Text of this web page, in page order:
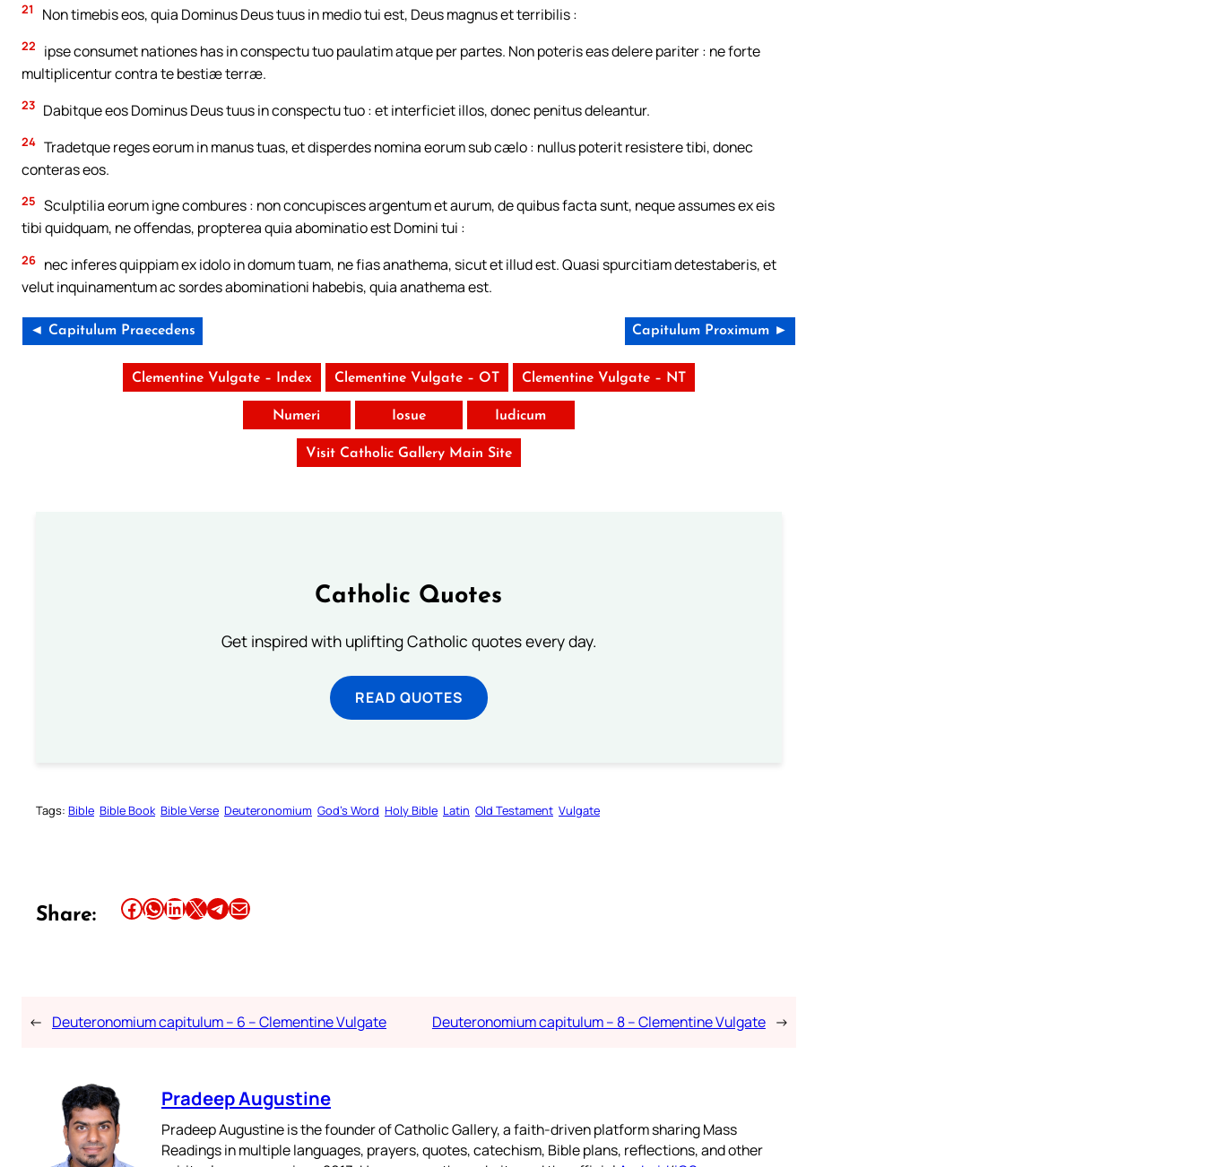
21 Non timebis eos, quia Dominus Deus tuus in medio tui est, Deus magnus et terribilis :
22
ipse consumet nationes has in conspectu tuo paulatim atque per partes. Non poteris eas delere pariter : ne forte
multiplicentur contra te bestiæ terræ.
23 Dabitque eos Dominus Deus tuus in conspectu tuo : et interficiet illos, donec penitus deleantur.
24 Tradetque reges eorum in manus tuas, et disperdes nomina eorum sub cælo : nullus poterit resistere tibi, donec
conteras eos.
25 Sculptilia eorum igne combures : non concupisces argentum et aurum, de quibus facta sunt, neque assumes ex eis
tibi quidquam, ne offendas, propterea quia abominatio est Domini tui :
26 nec inferes quippiam ex idolo in domum tuam, ne fias anathema, sicut et illud est. Quasi spurcitiam detestaberis, et
velut inquinamentum ac sordes abominationi habebis, quia anathema est.
◄ Capitulum Praecedens Capitulum Proximum ►
Clementine Vulgate – Index Clementine Vulgate – OT Clementine Vulgate – NT
Numeri Iosue Iudicum
Visit Catholic Gallery Main Site
Catholic Quotes
Get inspired with uplifting Catholic quotes every day.
READ QUOTES
Tags: Bible Bible Book Bible Verse Deuteronomium God’s Word Holy Bible Latin Old Testament Vulgate
Share: Share this article on Facebook Share this article on WhatsApp Share this article on LinkedIn Share this article on X Share this article on TelegramEmail this Article
← Deuteronomium capitulum – 6 – Clementine Vulgate Deuteronomium capitulum – 8 – Clementine Vulgate →
Pradeep Augustine
Pradeep Augustine is the founder of Catholic Gallery, a faith-driven platform sharing Mass
Readings in multiple languages, prayers, quotes, catechism, Bible plans, reflections, and other